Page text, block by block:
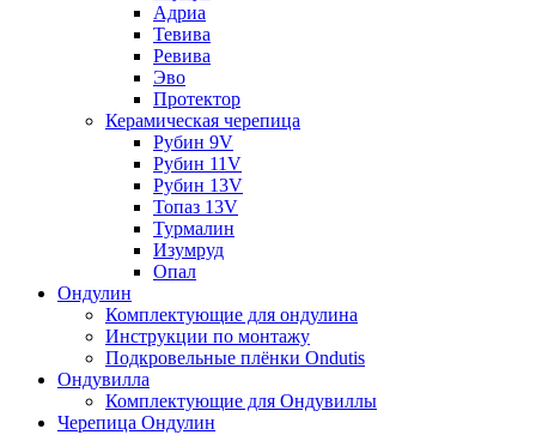
Адриа
Тевива
Ревива
Эво
Протектор
Керамическая черепица
Рубин 9V
Рубин 11V
Рубин 13V
Топаз 13V
Турмалин
Изумруд
Опал
Ондулин
Комплектующие для ондулина
Инструкции по монтажу
Подкровельные плёнки Ondutis
Ондувилла
Комплектующие для Ондувиллы
Черепица Ондулин